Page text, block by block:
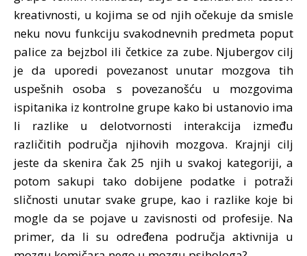
kreativnosti, u kojima se od njih očekuje da smisle
neku novu funkciju svakodnevnih predmeta poput
palice za bejzbol ili četkice za zube. Njubergov cilj
je da uporedi povezanost unutar mozgova tih
uspešnih osoba s povezanošću u mozgovima
ispitanika iz kontrolne grupe kako bi ustanovio ima
li razlike u delotvornosti interakcija između
različitih područja njihovih mozgova. Krajnji cilj
jeste da skenira čak 25 njih u svakoj kategoriji, a
potom sakupi tako dobijene podatke i potraži
sličnosti unutar svake grupe, kao i razlike koje bi
mogle da se pojave u zavisnosti od profesije. Na
primer, da li su određena područja aktivnija u